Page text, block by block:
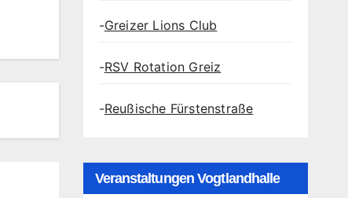
-Greizer Lions Club
-RSV Rotation Greiz
-Reußische Fürstenstraße
Veranstaltungen Vogtlandhalle